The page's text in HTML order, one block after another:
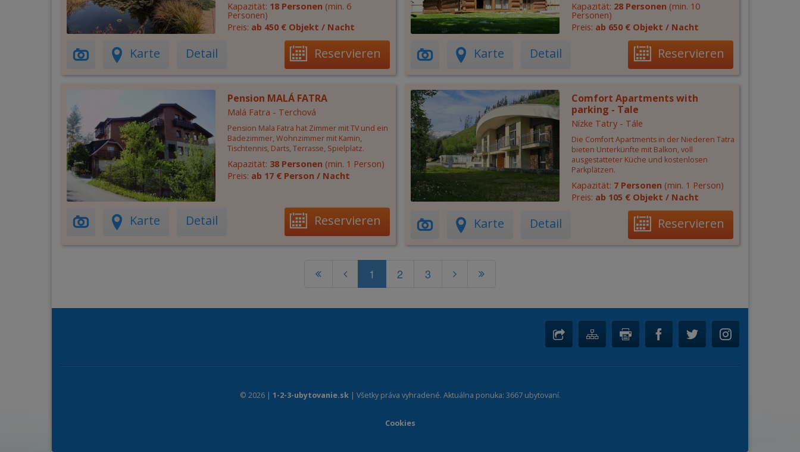
Kapazität: 18 Personen (min. 6
Personen)
Preis: ab 450 € Objekt / Nacht
Karte Detail Reservieren
Kapazität: 28 Personen (min. 10
Personen)
Preis: ab 650 € Objekt / Nacht
Karte Detail Reservieren
Pension MALÁ FATRA
Malá Fatra - Terchová
Pension Mala Fatra hat Zimmer mit TV und ein
Badezimmer, Wohnzimmer mit Kamin,
Tischtennis, Darts, Terrasse, Spielplatz.
Kapazität: 38 Personen (min. 1 Person)
Preis: ab 17 € Person / Nacht
Karte Detail Reservieren
Comfort Apartments with
parking - Tale
Nízke Tatry - Tále
Die Comfort Apartments in der Niederen Tatra
bieten Unterkünfte mit Balkon, voll
ausgestatteter Küche und kostenlosen
Parkplätzen.
Kapazität: 7 Personen (min. 1 Person)
Preis: ab 105 € Objekt / Nacht
Karte Detail Reservieren
1 2 3
© 2026 | 1-2-3-ubytovanie.sk| Všetky práva vyhradené. Aktuálna ponuka: 3667 ubytovaní.
Cookies